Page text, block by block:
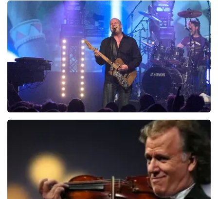
845+ reviews
BEKIJKEN
BESTEL NU